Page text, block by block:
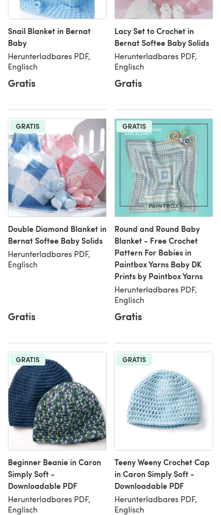
Snail Blanket in Bernat
Baby
Herunterladbares PDF,
Englisch
Gratis
Lacy Set to Crochet in
Bernat Softee Baby Solids
Herunterladbares PDF,
Englisch
Gratis
GRATIS
Double Diamond Blanket in
Bernat Softee Baby Solids
Herunterladbares PDF,
Englisch
Gratis
GRATIS
Round and Round Baby
Blanket - Free Crochet
Pattern For Babies in
Paintbox Yarns Baby DK
Prints by Paintbox Yarns
Herunterladbares PDF,
Englisch
Gratis
GRATIS
Beginner Beanie in Caron
Simply Soft -
Downloadable PDF
Herunterladbares PDF,
Englisch
GRATIS
Teeny Weeny Crochet Cap
in Caron Simply Soft -
Downloadable PDF
Herunterladbares PDF,
Englisch